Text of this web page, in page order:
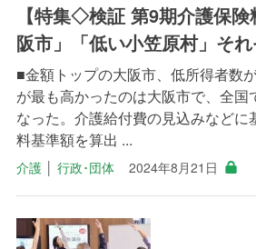
【特集◇検証 第9期介護保
阪市」「低い小笠原村」そ
■金額トップの大阪市、低所得者
が最も高かったのは大阪市で、全国
なった。介護給付費の見込みなどに
料基準額を算出 ...
介護│ 行政･団体 2024年8月21日